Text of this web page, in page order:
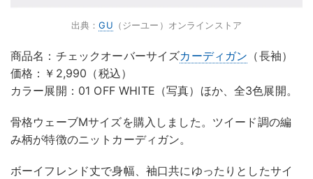
出典：GU （ジーユー）オンラインストア
商品名：チェックオーバーサイズカーディガン （長袖）
価格：￥2,990（税込）
カラー展開：01 OFF WHITE（写真）ほか、全3色展開。
骨格ウェーブMサイズを購入しました。ツイード調の編
み柄が特徴のニットカーディガン。
ボーイフレンド丈で身幅、袖口共にゆったりとしたサイ